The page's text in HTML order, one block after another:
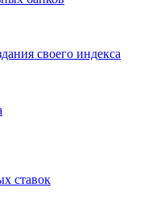
своего индекса
ставок